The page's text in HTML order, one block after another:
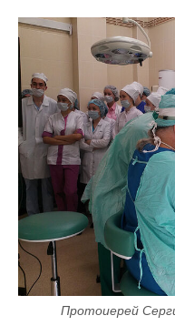
Протоиерей